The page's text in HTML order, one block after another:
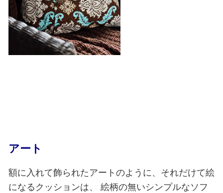
アート
額に入れて飾られたアートのように、それだけて絵
になるクッションは、
絵柄の無いシンプルなソフ